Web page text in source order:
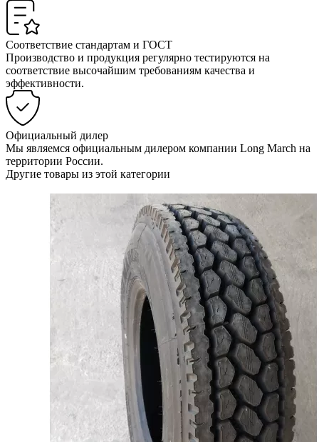
Соответствие стандартам и ГОСТ
Производство и продукция регулярно тестируются на
соответствие высочайшим требованиям качества и
эффективности.
Официальный дилер
Мы являемся официальным дилером компании Long March на
территории России.
Другие товары из этой категории